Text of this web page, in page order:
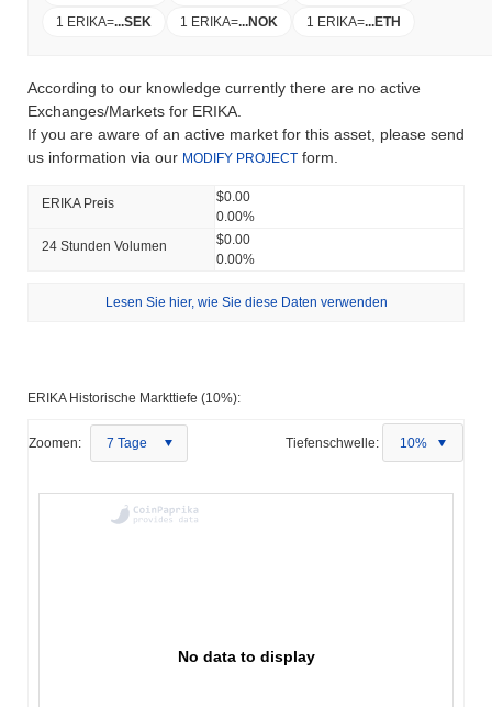
1 ERIKA=...SEK 1 ERIKA=...NOK 1 ERIKA=...ETH
According to our knowledge currently there are no active
Exchanges/Markets for ERIKA.
If you are aware of an active market for this asset, please send
us information via our MODIFY PROJECT form.
ERIKA Preis
$0.00
0.00%
24 Stunden Volumen
$0.00
0.00%
Lesen Sie hier, wie Sie diese Daten verwenden
ERIKA Historische Markttiefe (10%):
Zoomen: 7 Tage Tiefenschwelle: 10%
No data to display